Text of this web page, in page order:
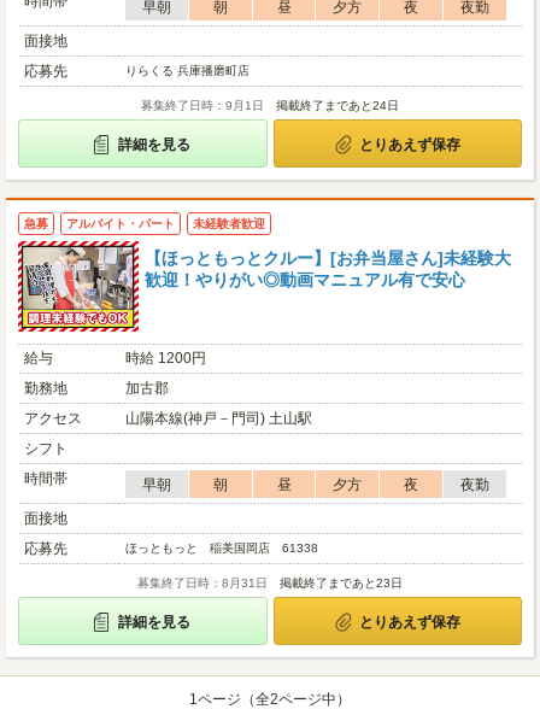
早朝 朝 昼 夕方 夜
夜勤
面接地
応募先
りらくる 兵庫播磨町店
募集終了日時：9月1日 掲載終了まであと24日
詳細を見る とりあえず保存
急募 アルバイト・パート 未経験者歓迎
【ほっともっとクルー】[お弁当屋さん]未経験大
歓迎！やりがい◎動画マニュアル有で安心
給与
時給 1200円
勤務地
加古郡
アクセス
山陽本線(神戸－門司) 土山駅
シフト
時間帯
早朝 朝 昼 夕方 夜
夜勤
面接地
応募先
ほっともっと 稲美国岡店 61338
募集終了日時：8月31日 掲載終了まであと23日
詳細を見る とりあえず保存
1ページ（全2ページ中）